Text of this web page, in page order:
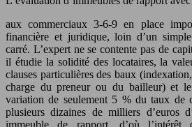
aux commerciaux 3-6-9 en place
financière et juridique, loin d’un
carré. L’expert ne se contente pas de
il étudie la solidité des locataires, la
clauses particulières des baux
charge du preneur ou du bailleur) et
variation de seulement 5 % du taux de
plusieurs dizaines de milliers d’euros
immeuble de rapport, d’où l’intérêt